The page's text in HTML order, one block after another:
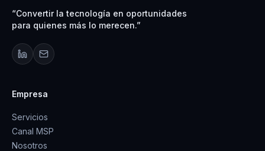
“Convertir la tecnología en oportunidades
para quienes más lo merecen.”
Empresa
Servicios
Canal MSP
Nosotros